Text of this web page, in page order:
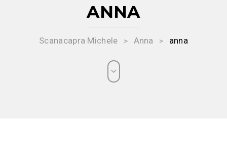
ANNA
Scanacapra Michele > Anna > anna